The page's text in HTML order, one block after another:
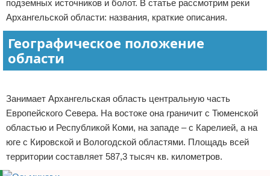
Экономика
Разное
Отказ от ответственности
подземных источников и болот. В статье рассмотрим реки
Архангельской области: названия, краткие описания.
Географическое положение
области
Занимает Архангельская область центральную часть
Европейского Севера. На востоке она граничит с Тюменской
областью и Республикой Коми, на западе – с Карелией, а на
юге с Кировской и Вологодской областями. Площадь всей
территории составляет 587,3 тысяч кв. километров.